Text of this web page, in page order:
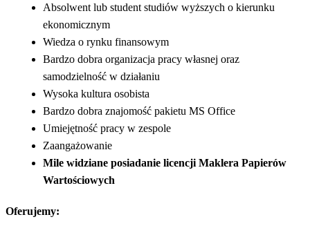
Absolwent lub student studiów wyższych o kierunku
ekonomicznym
Wiedza o rynku finansowym
Bardzo dobra organizacja pracy własnej oraz
samodzielność w działaniu
Wysoka kultura osobista
Bardzo dobra znajomość pakietu MS Office
Umiejętność pracy w zespole
Zaangażowanie
Mile widziane posiadanie licencji Maklera Papierów
Wartościowych
Oferujemy: